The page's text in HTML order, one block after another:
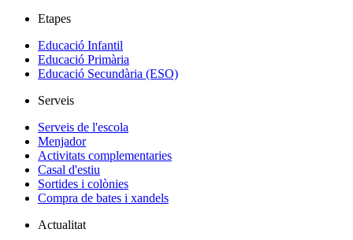
Etapes
Educació Infantil
Educació Primària
Educació Secundària (ESO)
Serveis
Serveis de l'escola
Menjador
Activitats complementaries
Casal d'estiu
Sortides i colònies
Compra de bates i xandels
Actualitat